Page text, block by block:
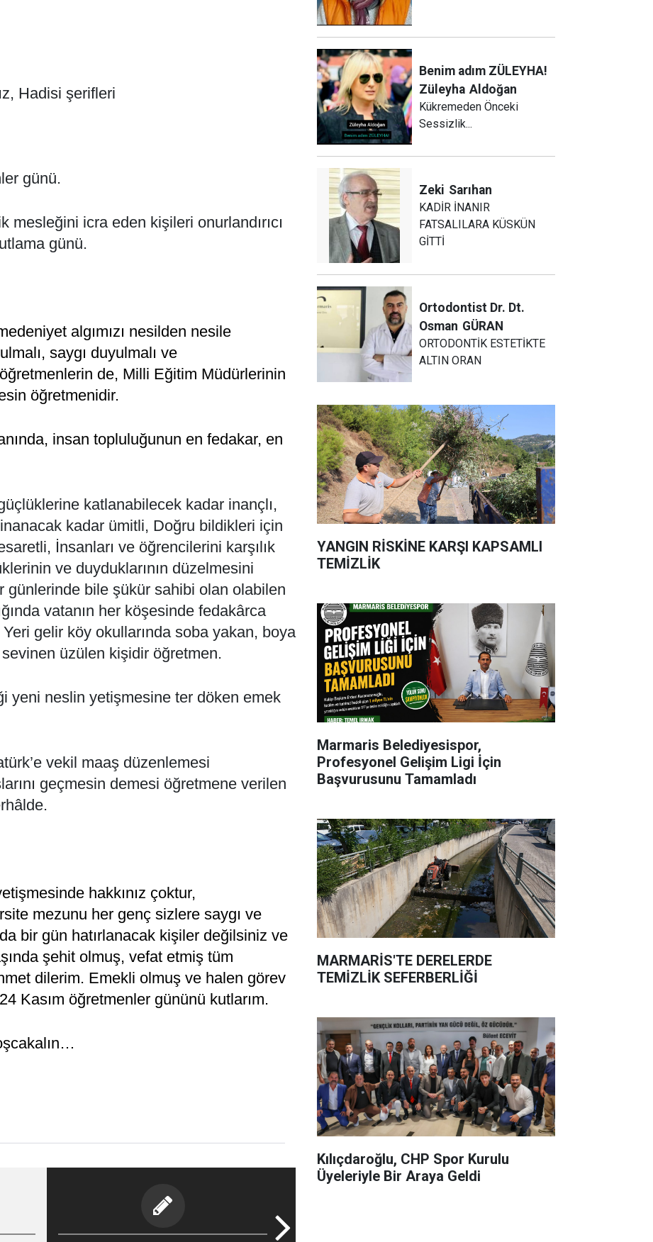
Hadisi şerifleri
günü.
mesleğini icra eden kişileri onurlandırıcı
günü.
algımızı nesilden nesile
saygı duyulmalı ve
de, Milli Eğitim Müdürlerinin
öğretmenidir.
insan topluluğunun en fedakar, en
katlanabilecek kadar inançlı,
kadar ümitli, Doğru bildikleri için
İnsanları ve öğrencilerini karşılık
ve duyduklarının düzelmesini
günlerinde bile şükür sahibi olan olabilen
vatanın her köşesinde fedakârca
gelir köy okullarında soba yakan, boya
üzülen kişidir öğretmen.
yeni neslin yetişmesine ter döken emek
vekil maaş düzenlemesi
geçmesin demesi öğretmene verilen
hakkınız çoktur,
mezunu her genç sizlere saygı ve
bir gün hatırlanacak kişiler değilsiniz ve
şehit olmuş, vefat etmiş tüm
dilerim. Emekli olmuş ve halen görev
Kasım öğretmenler gününü kutlarım.
Benim adım ZÜLEYHA!
Züleyha Aldoğan
Kükremeden Önceki
Sessizlik...
Zeki Sarıhan
KADİR İNANIR
FATSALILARA KÜSKÜN
GİTTİ
Ortodontist Dr. Dt.
Osman GÜRAN
ORTODONTİK ESTETİKTE
ALTIN ORAN
YANGIN RİSKİNE KARŞI KAPSAMLI
TEMİZLİK
Marmaris Belediyesispor,
Profesyonel Gelişim Ligi İçin
Başvurusunu Tamamladı
MARMARİS'TE DERELERDE
TEMİZLİK SEFERBERLİĞİ
Kılıçdaroğlu, CHP Spor Kurulu
Üyeleriyle Bir Araya Geldi